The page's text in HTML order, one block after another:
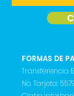
FORMAS DE
Transferencia
No. Tarjeta: